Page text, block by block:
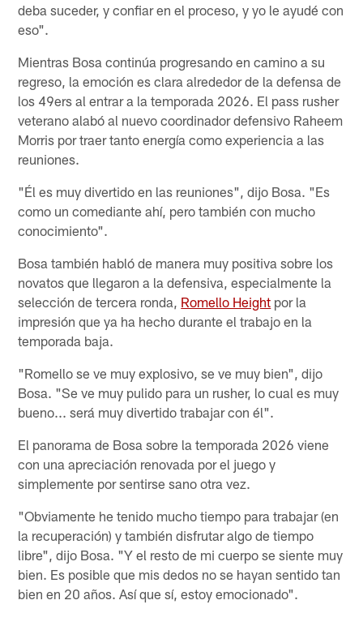
deba suceder, y confiar en el proceso, y yo le ayudé con
eso".
Mientras Bosa continúa progresando en camino a su
regreso, la emoción es clara alrededor de la defensa de
los 49ers al entrar a la temporada 2026. El pass rusher
veterano alabó al nuevo coordinador defensivo Raheem
Morris por traer tanto energía como experiencia a las
reuniones.
"Él es muy divertido en las reuniones", dijo Bosa. "Es
como un comediante ahí, pero también con mucho
conocimiento".
Bosa también habló de manera muy positiva sobre los
novatos que llegaron a la defensiva, especialmente la
selección de tercera ronda, Romello Height por la
impresión que ya ha hecho durante el trabajo en la
temporada baja.
"Romello se ve muy explosivo, se ve muy bien", dijo
Bosa. "Se ve muy pulido para un rusher, lo cual es muy
bueno... será muy divertido trabajar con él".
El panorama de Bosa sobre la temporada 2026 viene
con una apreciación renovada por el juego y
simplemente por sentirse sano otra vez.
"Obviamente he tenido mucho tiempo para trabajar (en
la recuperación) y también disfrutar algo de tiempo
libre", dijo Bosa. "Y el resto de mi cuerpo se siente muy
bien. Es posible que mis dedos no se hayan sentido tan
bien en 20 años. Así que sí, estoy emocionado".